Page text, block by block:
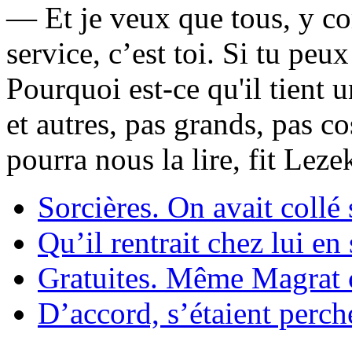
— Et je veux que tous, y
service, c’est toi. Si tu
Pourquoi est-ce qu'il tient
et autres, pas grands, pas
pourra nous la lire, fit
Sorcières. On avait collé
Qu’il rentrait chez lui en
Gratuites. Même Magrat
D’accord, s’étaient